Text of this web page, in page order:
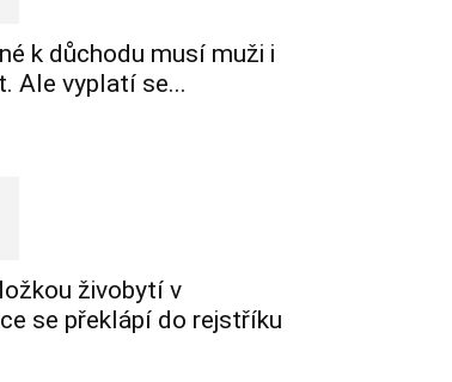
k důchodu musí muži i
Ale vyplatí se...
živobytí v
se překlápí do rejstříku